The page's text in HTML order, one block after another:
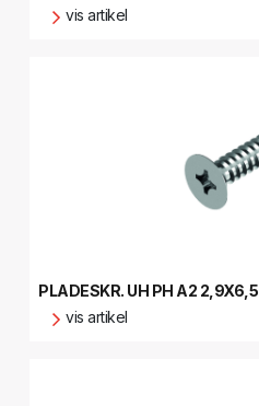
vis artikel
PLADESKR. UH PH A2 2,9X6,5
vis artikel